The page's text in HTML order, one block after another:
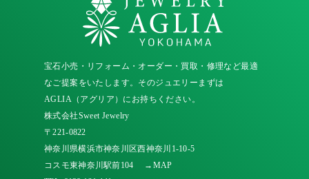
宝石小売・リフォーム・オーダー・買取・修理など最適
なご提案をいたします。そのジュエリーまずは
AGLIA（アグリア）にお持ちください。
株式会社Sweet Jewelry
〒221-0822
神奈川県横浜市神奈川区西神奈川1-10-5
コスモ東神奈川駅前104
→MAP